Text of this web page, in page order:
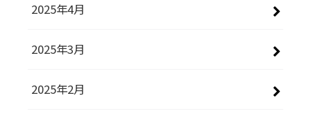
2025年4月
2025年3月
2025年2月